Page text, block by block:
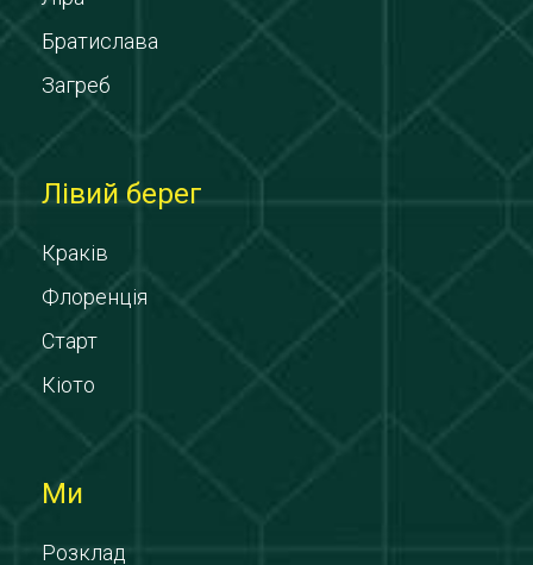
Братислава
Загреб
Лівий берег
Краків
Флоренція
Старт
Кіото
Ми
Розклад